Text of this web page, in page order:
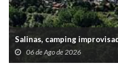
Salinas, camping
06 de Ago de 2026